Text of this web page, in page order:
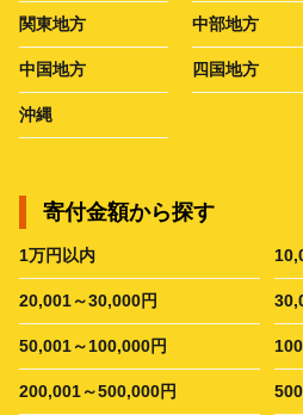
関東地方 中部地方
中国地方 四国地方
沖縄
寄付金額から探す
1万円以内
20,001～30,000円
50,001～100,000円
200,001～500,000円